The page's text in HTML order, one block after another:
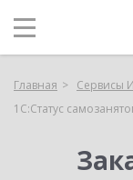
Главная Сервисы
1С:Статус